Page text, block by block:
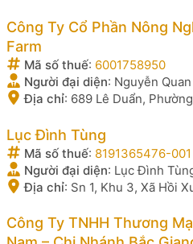
Công Ty Cổ Phần Nông
Farm
Mã số thuế: 6001758950
Người đại diện: Nguyễn
Địa chỉ: 689 Lê Duẩn,
Lục Đình Tùng
Mã số thuế: 8191365476-001
Người đại diện: Lục Đình
Địa chỉ: Sn 1, Khu 3, Xã Hồi
Công Ty TNHH Thương